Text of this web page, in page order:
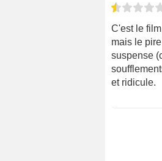
C'est le
mais le
suspense
et ridicule.